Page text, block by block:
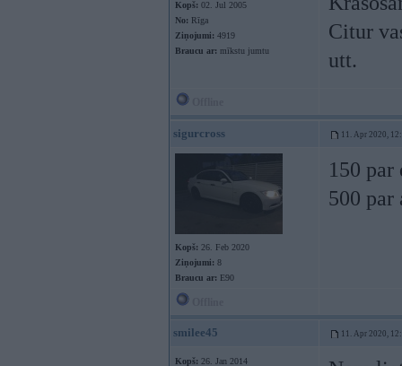
Kopš: 02. Jul 2005
No: Rīga
Ziņojumi: 4919
Braucu ar: mīkstu jumtu
Citur
utt.
sigurcross 11. Apr 2020,
Kopš: 26. Feb 2020
Ziņojumi: 8
Braucu ar: E90
150 par
500 par
smilee45 11. Apr 2020,
Kopš: 26. Jan 2014